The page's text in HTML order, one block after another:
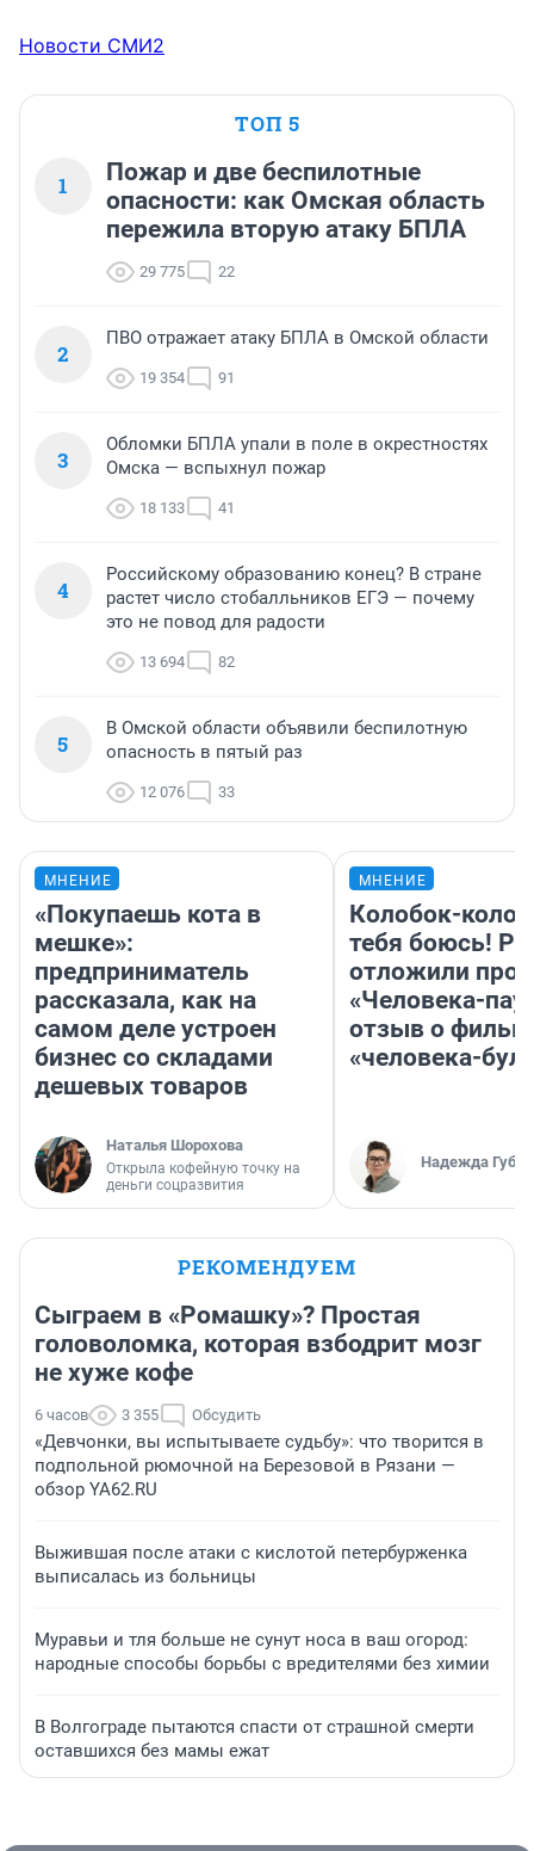
Новости СМИ2
ТОП 5
1
Пожар и две беспилотные
опасности: как Омская область
пережила вторую атаку БПЛА
29 775 22
2
ПВО отражает атаку БПЛА в Омской области
19 354 91
3
Обломки БПЛА упали в поле в окрестностях
Омска — вспыхнул пожар
18 133 41
4
Российскому образованию конец? В стране
растет число стобалльников ЕГЭ — почему
это не повод для радости
13 694 82
5
В Омской области объявили беспилотную
опасность в пятый раз
12 076 33
МНЕНИЕ
«Покупаешь кота в
мешке»:
предприниматель
рассказала, как на
самом деле устроен
бизнес со складами
дешевых товаров
Наталья Шорохова
Открыла кофейную точку на
деньги соцразвития
МНЕНИЕ
Колобок-
тебя боюсь!
отложили
«Человека-
отзыв о
«человека-
Надежда
РЕКОМЕНДУЕМ
Сыграем в «Ромашку»? Простая
головоломка, которая взбодрит мозг
не хуже кофе
6 часов 3 355 Обсудить
«Девчонки, вы испытываете судьбу»: что творится в
подпольной рюмочной на Березовой в Рязани —
обзор YA62.RU
Выжившая после атаки с кислотой петербурженка
выписалась из больницы
Муравьи и тля больше не сунут носа в ваш огород:
народные способы борьбы с вредителями без химии
В Волгограде пытаются спасти от страшной смерти
оставшихся без мамы ежат